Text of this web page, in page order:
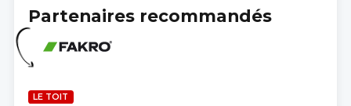
Partenaires recommandés
LE TOIT